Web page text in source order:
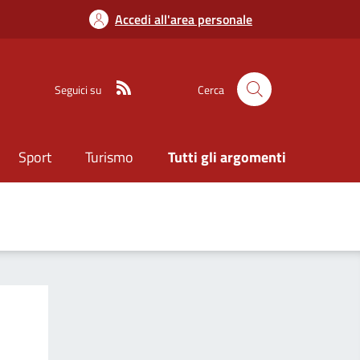
Accedi all'area personale
Seguici su Cerca
Sport Turismo Tutti gli argomenti